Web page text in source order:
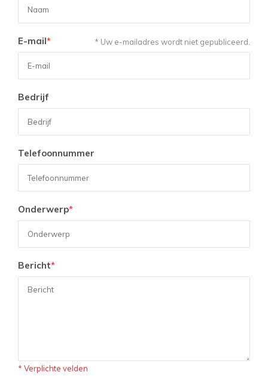
E-mail* * Uw e-mailadres wordt niet gepubliceerd.
Bedrijf
Telefoonnummer
Onderwerp*
Bericht*
* Verplichte velden